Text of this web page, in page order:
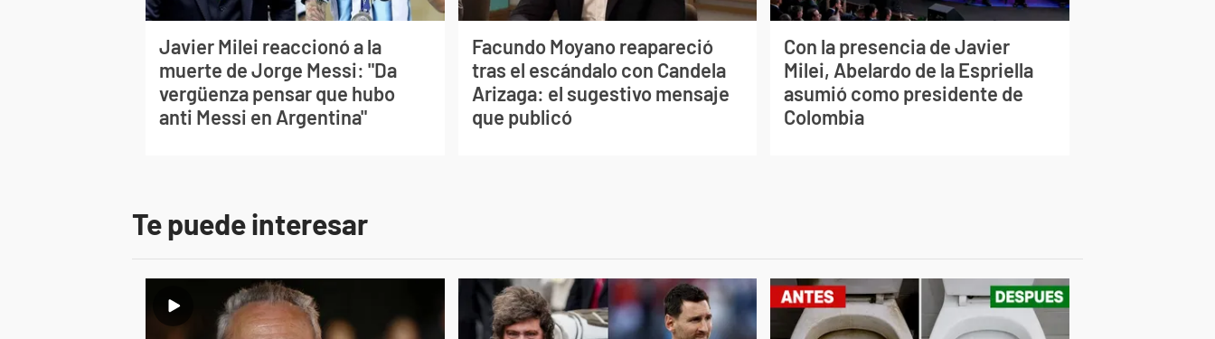
Javier Milei reaccionó a la
muerte de Jorge Messi: "Da
vergüenza pensar que hubo
anti Messi en Argentina"
Facundo Moyano reapareció
tras el escándalo con Candela
Arizaga: el sugestivo mensaje
que publicó
Con la presencia de Javier
Milei, Abelardo de la Espriella
asumió como presidente de
Colombia
Te puede interesar